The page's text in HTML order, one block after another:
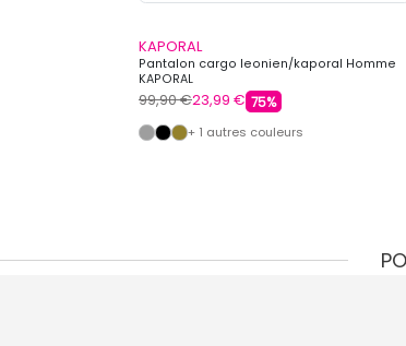
KAPORAL
Pantalon cargo leonien/kaporal Homme
KAPORAL
99,90 €23,99 € 75%
+ 1 autres couleurs